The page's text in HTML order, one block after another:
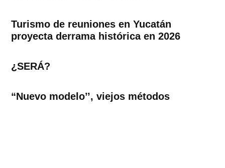
Turismo de reuniones en Yucatán
proyecta derrama histórica en 2026
¿SERÁ?
“Nuevo modelo’’, viejos métodos